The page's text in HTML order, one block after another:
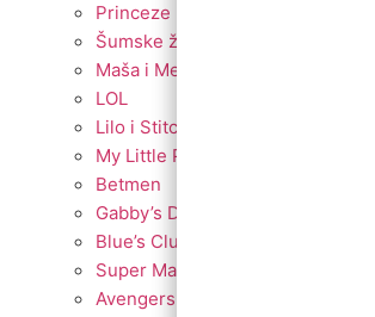
Princeze
Šumske životinje
Maša i Medvjed
LOL
Lilo i Stitch
My Little Pony
Betmen
Gabby’s Dollhouse
Blue’s Clues
Super Mario
Avengers